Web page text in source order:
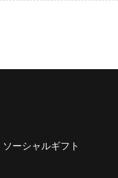
ソーシャルギフト